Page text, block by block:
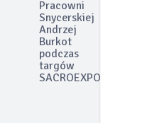
Pracowni
Snycerskiej
Andrzej
Burkot
podczas
targów
SACROEXPO